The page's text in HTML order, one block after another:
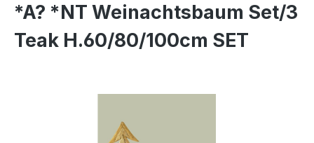
*A? *NT Weinachtsbaum Set/3
Teak H.60/80/100cm SET